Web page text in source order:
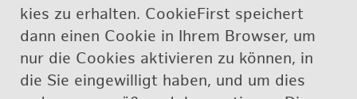
kies zu er­hal­ten. Coo­kie­First spei­chert
dann einen Coo­kie in Ihrem Brow­ser, um
nur die Coo­kies ak­ti­vie­ren zu kön­nen, in
die Sie ein­ge­wil­ligt haben, und um dies